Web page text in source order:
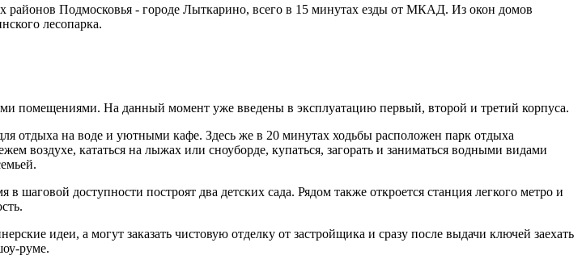
Подмосковья - городе Лыткарино, всего в 15 минутах езды от МКАД. Из окон домов
лесопарка.
помещениями. На данный момент уже введены в эксплуатацию первый, второй и третий корпуса.
отдыха на воде и уютными кафе. Здесь же в 20 минутах ходьбы расположен парк отдыха
воздухе, кататься на лыжах или сноуборде, купаться, загорать и заниматься водными видами
доступности построят два детских сада. Рядом также откроется станция легкого метро и
идеи, а могут заказать чистовую отделку от застройщика и сразу после выдачи ключей заехать
руме.